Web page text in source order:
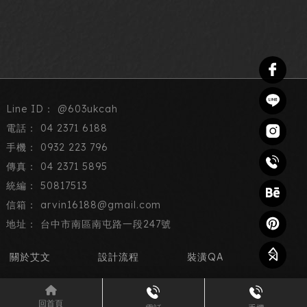
回首頁
@603ukcah
04 2371 6188
0932 223 796
04 2371 5895
50817513
arvin16188@gmail.com
台中市南區南屯路一段247號
關於艾文 設計流程 裝潢QA